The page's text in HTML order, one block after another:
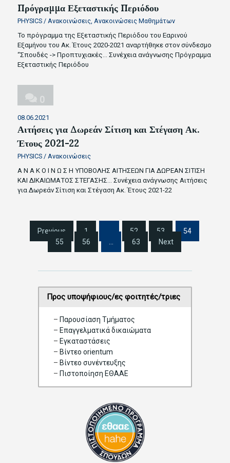
Πρόγραμμα Εξεταστικής Περιόδου
PHYSICS / Ανακοινώσεις, Ανακοινώσεις Μαθημάτων
Το πρόγραμμα της Εξεταστικής Περιόδου του Εαρινού
Εξαμήνου του Ακ. Έτους 2020-2021 αναρτήθηκε στον σύνδεσμο
“Σπουδές -> Προπτυχιακές… Συνέχεια ανάγνωσης Πρόγραμμα
Εξεταστικής Περιόδου
0
08.06.2021
Αιτήσεις για Δωρεάν Σίτιση και Στέγαση Ακ.
Έτους 2021-22
PHYSICS / Ανακοινώσεις
Α Ν Α Κ Ο Ι Ν Ω Σ Η ΥΠΟΒΟΛΗΣ ΑΙΤΗΣΕΩΝ ΓΙΑ ΔΩΡΕΑΝ ΣΙΤΙΣΗ
ΚΑΙ ΔΙΚΑΙΩΜΑΤΟΣ ΣΤΕΓΑΣΗΣ… Συνέχεια ανάγνωσης Αιτήσεις
για Δωρεάν Σίτιση και Στέγαση Ακ. Έτους 2021-22
Previous 1 52 53
54
55
56 63 Next
Προς υποψήφιους/ες φοιτητές/τριες
– Παρουσίαση Τμήματος
– Επαγγελματικά δικαιώματα
– Eγκαταστάσεις
– Βίντεο orientum
– Bίντεο συνέντευξης
– Πιστοποίηση ΕΘΑΑΕ